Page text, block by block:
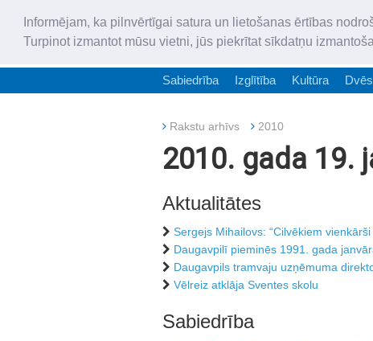
Informējam, ka pilnvērtīgai satura un lietošanas ērtības
Turpinot izmantot mūsu vietni, jūs piekrītat sīkdatņu
Sabiedrība Izglītība Kultūra
Rakstu arhīvs 2010
2010. gada 19.
Aktualitātes
Sergejs Mihailovs: “Cilvēkiem
Daugavpilī pieminēs 1991. gada
Daugavpils tramvaju uzņēmuma
Vēlreiz atklāja Sventes skolu
Sabiedrība